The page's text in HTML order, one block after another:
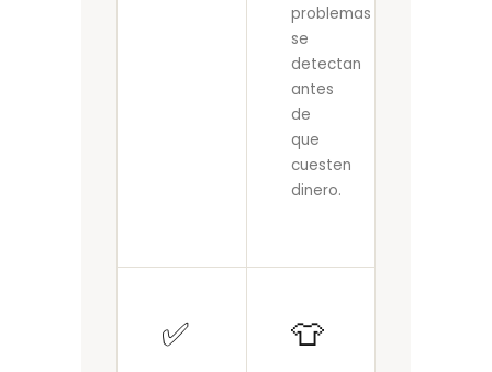
problemas
se
detectan
antes
de
que
cuesten
dinero.
✅ 👕